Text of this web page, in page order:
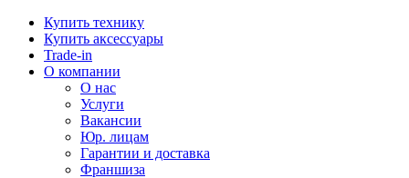
Купить технику
Купить аксессуары
Trade-in
О компании
О нас
Услуги
Вакансии
Юр. лицам
Гарантии и доставка
Франшиза